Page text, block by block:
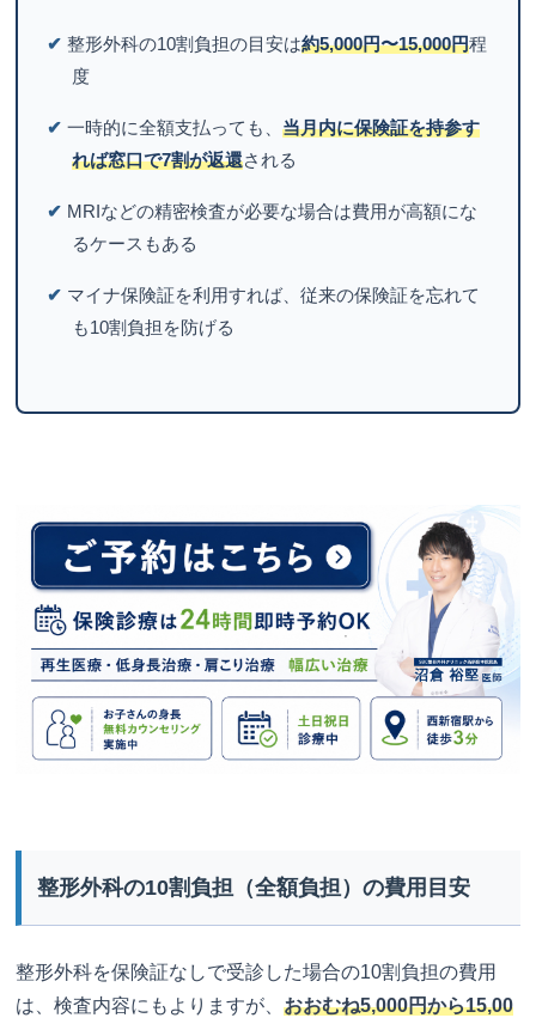
✔ 整形外科の10割負担の目安は約5,000円〜15,000円程
度
✔ 一時的に全額支払っても、当月内に保険証を持参す
れば窓口で7割が返還される
✔ MRIなどの精密検査が必要な場合は費用が高額にな
るケースもある
✔ マイナ保険証を利用すれば、従来の保険証を忘れて
も10割負担を防げる
整形外科の10割負担（全額負担）の費用目安
整形外科を保険証なしで受診した場合の10割負担の費用
は、検査内容にもよりますが、おおむね5,000円から15,00